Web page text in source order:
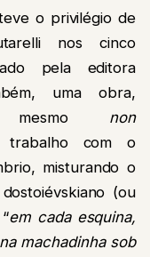
o privilégio de
nos cinco
pela editora
uma obra,
mesmo non
trabalho com o
misturando o
(ou
em cada esquina,
machadinha sob